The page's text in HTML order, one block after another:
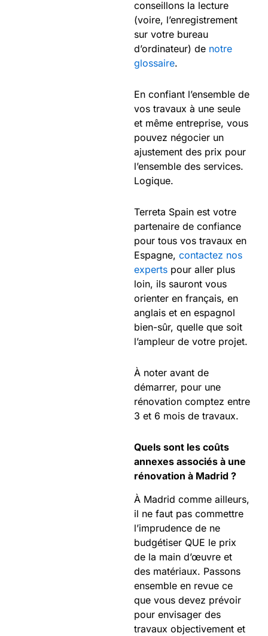
conseillons la lecture
(voire, l’enregistrement
sur votre bureau
d’ordinateur) de notre
glossaire.
En confiant l’ensemble de
vos travaux à une seule
et même entreprise, vous
pouvez négocier un
ajustement des prix pour
l’ensemble des services.
Logique.
Terreta Spain est votre
partenaire de confiance
pour tous vos travaux en
Espagne, contactez nos
experts pour aller plus
loin, ils sauront vous
orienter en français, en
anglais et en espagnol
bien-sûr, quelle que soit
l’ampleur de votre projet.
À noter avant de
démarrer, pour une
rénovation comptez entre
3 et 6 mois de travaux.
Quels sont les coûts
annexes associés à une
rénovation à Madrid ?
À Madrid comme ailleurs,
il ne faut pas commettre
l’imprudence de ne
budgétiser QUE le prix
de la main d’œuvre et
des matériaux. Passons
ensemble en revue ce
que vous devez prévoir
pour envisager des
travaux objectivement et